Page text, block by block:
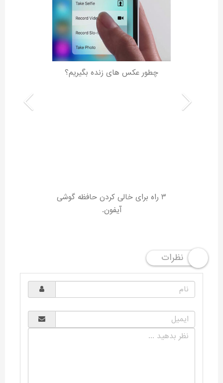
چطور عکس های زنده بگیریم؟
3 راه برای خالی کردن حافظه گوشی
آیفون.
نظرات